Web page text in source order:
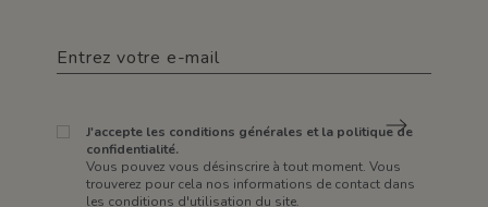
J'accepte les conditions générales et la politique de
confidentialité.
Vous pouvez vous désinscrire à tout moment. Vous
trouverez pour cela nos informations de contact dans
les conditions d'utilisation du site.